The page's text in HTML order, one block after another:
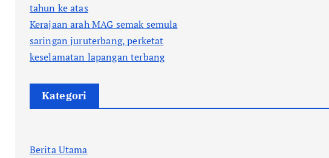
tahun ke atas
Kerajaan arah MAG semak semula
saringan juruterbang, perketat
keselamatan lapangan terbang
Kategori
Berita Utama